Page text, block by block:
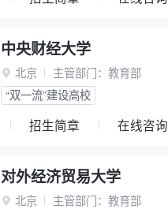
中央财经大学
 北京 主管部门： 教育部
“双一流”建设高校
招生简章 在线咨询
对外经济贸易大学
 北京 主管部门： 教育部